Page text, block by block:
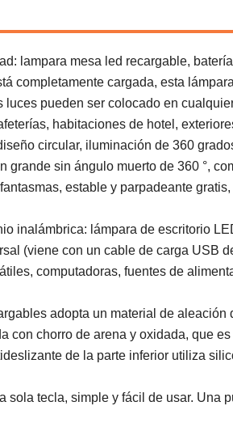
lampara mesa led recargable,
completamente cargada, esta
pueden ser colocado en
habitaciones de hotel,
circular, iluminación de 360
grande sin ángulo muerto de 360 ​​°,
estable y parpadeante
inalámbrica: lámpara de escritorio
(viene con un cable de carga USB
computadoras, fuentes de
adopta un material de aleación
con chorro de arena y oxidada, que
de la parte inferior utiliza
sola tecla, simple y fácil de usar. Una